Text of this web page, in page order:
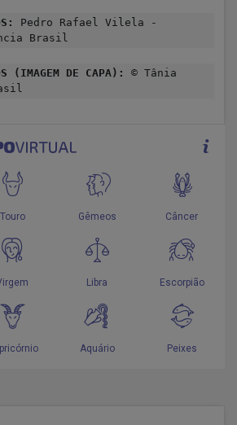
Pedro Rafael Vilela -
Brasil
(IMAGEM DE CAPA):
© Tânia